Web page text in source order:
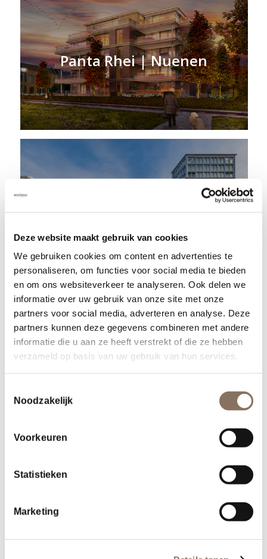
Deze website maakt gebruik van cookies
We gebruiken cookies om content en advertenties te
personaliseren, om functies voor social media te bieden
en om ons websiteverkeer te analyseren. Ook delen we
informatie over uw gebruik van onze site met onze
partners voor social media, adverteren en analyse. Deze
partners kunnen deze gegevens combineren met andere
informatie die u aan ze heeft verstrekt of die ze hebben
verzameld op basis van uw gebruik van hun services.
Noodzakelijk
Voorkeuren
Statistieken
Marketing
Panta Rhei | Nuenen
Oranjekade | Helmond
Boord | Nuenen
Residentie Moller | Waalwijk